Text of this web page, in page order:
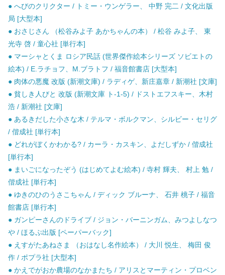
● へびのクリクター / トミー・ウンゲラー、 中野 完二 / 文化出版
局 [大型本]
● おさじさん （松谷みよ子 あかちゃんの本） / 松谷 みよ子、 東
光寺 啓 / 童心社 [単行本]
● マーシャとくま ロシア民話 (世界傑作絵本シリーズ ソビエトの
絵本) / E.ラチョフ、M.ブラトフ / 福音館書店 [大型本]
● 肉体の悪魔 改版 (新潮文庫) / ラディゲ、新庄嘉章 / 新潮社 [文庫]
● 貧しき人びと 改版 (新潮文庫 ト-1-5) / ドストエフスキー、木村
浩 / 新潮社 [文庫]
● あるきだした小さな木 / テルマ・ボルクマン、シルビー・セリグ
/ 偕成社 [単行本]
● どれがぼくかわかる? / カーラ・カスキン、よだしずか / 偕成社
[単行本]
● まいごになったぞう (はじめてよむ絵本) / 寺村 輝夫、 村上 勉 /
偕成社 [単行本]
● ゆきのひのうさこちゃん / ディック ブルーナ、 石井 桃子 / 福音
館書店 [単行本]
● ガンピーさんのドライブ / ジョン・バーニンガム、みつよしなつ
や / ほるぷ出版 [ペーパーバック]
● えすがたあねさま （おはなし名作絵本） / 大川 悦生、 梅田 俊
作 / ポプラ社 [大型本]
● かえでがおか農場のなかまたち / アリスとマーティン・プロベン